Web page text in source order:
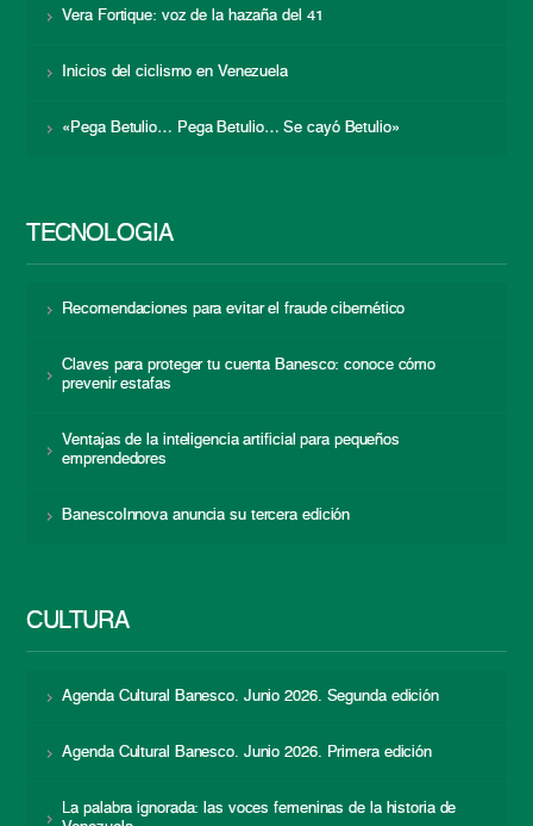
Vera Fortique: voz de la hazaña del 41
Inicios del ciclismo en Venezuela
«Pega Betulio… Pega Betulio… Se cayó Betulio»
TECNOLOGÍA
Recomendaciones para evitar el fraude cibernético
Claves para proteger tu cuenta Banesco: conoce cómo
prevenir estafas
Ventajas de la inteligencia artificial para pequeños
emprendedores
BanescoInnova anuncia su tercera edición
CULTURA
Agenda Cultural Banesco. Junio 2026. Segunda edición
Agenda Cultural Banesco. Junio 2026. Primera edición
La palabra ignorada: las voces femeninas de la historia de